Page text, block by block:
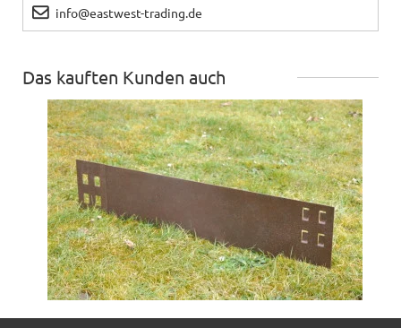
info@eastwest-trading.de
Das kauften Kunden auch